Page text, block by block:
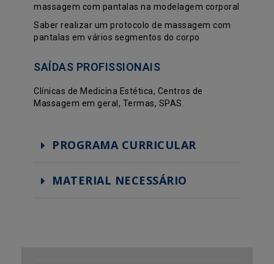
massagem com pantalas na modelagem corporal
Saber realizar um protocolo de massagem com
pantalas em vários segmentos do corpo
SAÍDAS PROFISSIONAIS
Clínicas de Medicina Estética, Centros de
Massagem em geral, Termas, SPAS.
PROGRAMA CURRICULAR
MATERIAL NECESSÁRIO